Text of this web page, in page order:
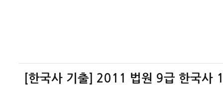
[한국사 기출] 2011 법원 9급 한국사